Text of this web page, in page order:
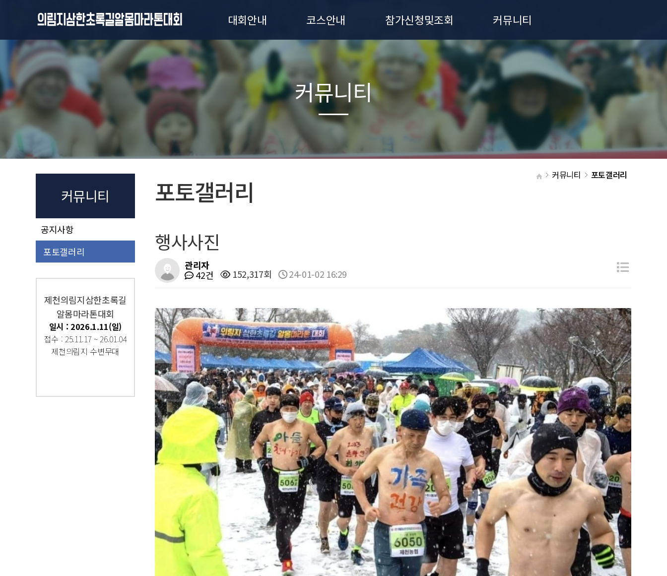
대회안내
대회요강
유의사항
시상안내
대회일정
코스안내
7km 코스
참가신청및조회
참가신청
신청조회
기록조회
커뮤니티
공지사항
포토갤러리
커뮤니티 포토갤러리
커뮤니티
커뮤니티
공지사항
포토갤러리
제천의림지삼한초록길
알몸마라톤대회
일시 : 2026.1.11(일)
접수 : 25.11.17 ~ 26.01.04
제천의림지 수변무대
포토갤러리
행사사진
관리자
42건 152,317회 24-01-02 16:29